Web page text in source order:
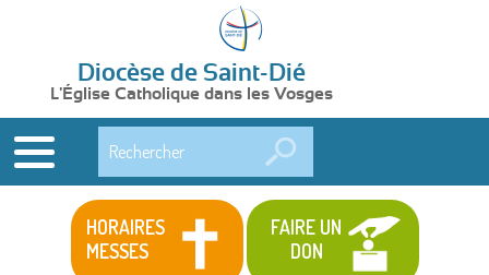
Diocèse de Saint-Dié
L'Église Catholique dans les Vosges
HORAIRES
MESSES
FAIRE UN
DON